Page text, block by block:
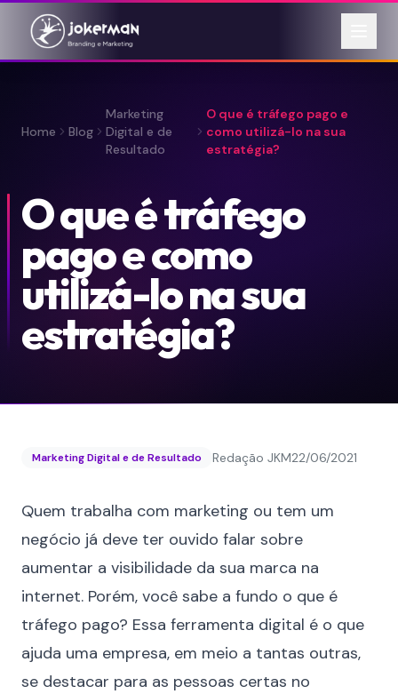
Home Blog
Marketing
Digital e de
Resultado
O que é tráfego pago e
como utilizá-lo na sua
estratégia?
O que é tráfego
pago e como
utilizá-lo na sua
estratégia?
Marketing Digital e de Resultado Redação JKM22/06/2021
Quem trabalha com marketing ou tem um
negócio já deve ter ouvido falar sobre
aumentar a visibilidade da sua marca na
internet. Porém, você sabe a fundo o que é
tráfego pago? Essa ferramenta digital é o que
ajuda uma empresa, em meio a tantas outras,
se destacar para as pessoas certas no